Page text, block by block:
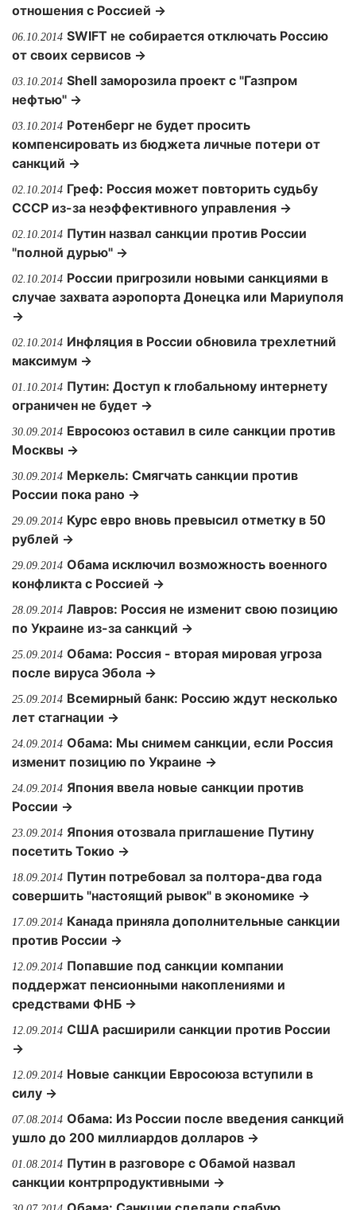
отношения с Россией →
06.10.2014 SWIFT не собирается отключать Россию
от своих сервисов →
03.10.2014 Shell заморозила проект с "Газпром
нефтью" →
03.10.2014 Ротенберг не будет просить
компенсировать из бюджета личные потери от
санкций →
02.10.2014 Греф: Россия может повторить судьбу
СССР из-за неэффективного управления →
02.10.2014 Путин назвал санкции против России
"полной дурью" →
02.10.2014 России пригрозили новыми санкциями в
случае захвата аэропорта Донецка или Мариуполя
→
02.10.2014 Инфляция в России обновила трехлетний
максимум →
01.10.2014 Путин: Доступ к глобальному интернету
ограничен не будет →
30.09.2014 Евросоюз оставил в силе санкции против
Москвы →
30.09.2014 Меркель: Смягчать санкции против
России пока рано →
29.09.2014 Курс евро вновь превысил отметку в 50
рублей →
29.09.2014 Обама исключил возможность военного
конфликта с Россией →
28.09.2014 Лавров: Россия не изменит свою позицию
по Украине из-за санкций →
25.09.2014 Обама: Россия - вторая мировая угроза
после вируса Эбола →
25.09.2014 Всемирный банк: Россию ждут несколько
лет стагнации →
24.09.2014 Обама: Мы снимем санкции, если Россия
изменит позицию по Украине →
24.09.2014 Япония ввела новые санкции против
России →
23.09.2014 Япония отозвала приглашение Путину
посетить Токио →
18.09.2014 Путин потребовал за полтора-два года
совершить "настоящий рывок" в экономике →
17.09.2014 Канада приняла дополнительные санкции
против России →
12.09.2014 Попавшие под санкции компании
поддержат пенсионными накоплениями и
средствами ФНБ →
12.09.2014 США расширили санкции против России
→
12.09.2014 Новые санкции Евросоюза вступили в
силу →
07.08.2014 Обама: Из России после введения санкций
ушло до 200 миллиардов долларов →
01.08.2014 Путин в разговоре с Обамой назвал
санкции контрпродуктивными →